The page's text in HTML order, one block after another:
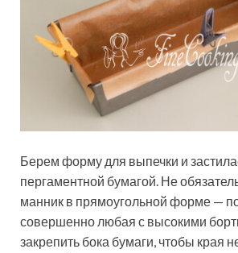
Берем форму для выпечки и
пергаментной бумагой. Не
манник в прямоугольной форме —
совершенно любая с высокими
закрепить бока бумаги, чтобы края